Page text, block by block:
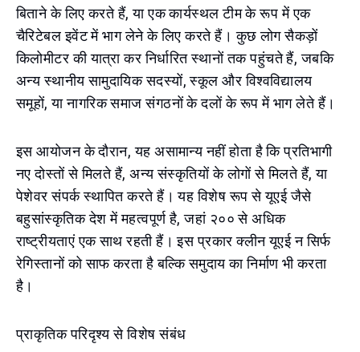
बिताने के लिए करते हैं, या एक कार्यस्थल टीम के रूप में एक
चैरिटेबल इवेंट में भाग लेने के लिए करते हैं। कुछ लोग सैकड़ों
किलोमीटर की यात्रा कर निर्धारित स्थानों तक पहुंचते हैं, जबकि
अन्य स्थानीय सामुदायिक सदस्यों, स्कूल और विश्वविद्यालय
समूहों, या नागरिक समाज संगठनों के दलों के रूप में भाग लेते हैं।
इस आयोजन के दौरान, यह असामान्य नहीं होता है कि प्रतिभागी
नए दोस्तों से मिलते हैं, अन्य संस्कृतियों के लोगों से मिलते हैं, या
पेशेवर संपर्क स्थापित करते हैं। यह विशेष रूप से यूएई जैसे
बहुसांस्कृतिक देश में महत्वपूर्ण है, जहां २०० से अधिक
राष्ट्रीयताएं एक साथ रहती हैं। इस प्रकार क्लीन यूएई न सिर्फ
रेगिस्तानों को साफ करता है बल्कि समुदाय का निर्माण भी करता
है।
प्राकृतिक परिदृश्य से विशेष संबंध